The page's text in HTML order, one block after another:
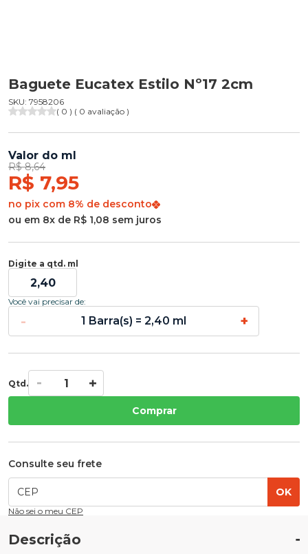
Baguete Eucatex Estilo Nº17 2cm
SKU: 7958206
( 0 ) ( 0 avaliação )
Valor do ml
R$ 8,64
R$ 7,95
no pix com 8% de desconto
ou em 8x de R$ 1,08 sem juros
Digite a qtd. ml
Você vai precisar de:
- 1 Barra(s) = 2,40 ml +
Qtd.
Comprar
Consulte seu frete
OK
Não sei o meu CEP
Descrição